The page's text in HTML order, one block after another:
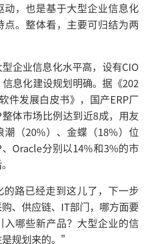
动，也是基于大型企业信息化
点。整体看，主要可归结为两
企业信息化水平高，设有CIO
息化建设规划明确。据《202
件发展白皮书》，国产ERP厂
体市场比例达到近8成，用友
潮（20%）、金蝶（18%）位
Oracle分别以14%和3%的市
的路已经走到这儿了 ， 下一步
、供应链、IT部门，哪方面要
入哪些新产品？大型企业的信
规划来的。”